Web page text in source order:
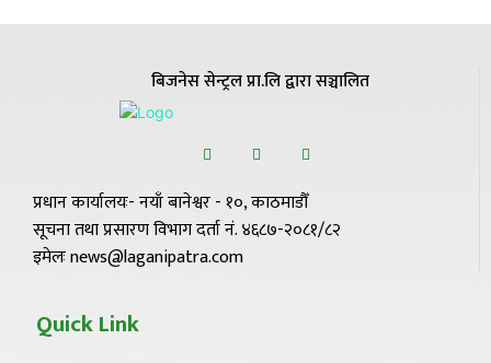
बिजनेस सेन्ट्रल प्रा.लि द्वारा सञ्चालित
प्रधान कार्यालयः- नयाँ बानेश्वर - १०, काठमाडौँ
सूचना तथा प्रसारण विभाग दर्ता नं. ४६८७-२०८१/८२
इमेलः news@laganipatra.com
Quick Link